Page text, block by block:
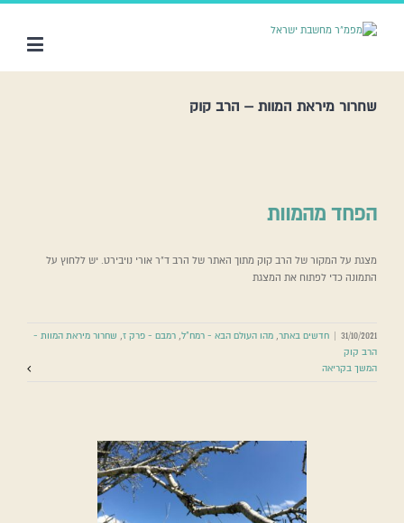
שחרור מיראת המוות – הרב קוק
הפחד מהמוות
מצגת על המקור של הרב קוק מתוך האתר של הרב ד"ר אורי נויבירט. יש ללחוץ על
התמונה כדי לפתוח את המצגת
31/10/2021
| חדשים באתר, מהו העולם הבא - רמח"ל, רמבם - פרק ז, שחרור מיראת המוות -
הרב קוק
המשך בקריאה